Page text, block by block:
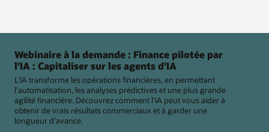
Webinaire à la demande : Finance pilotée par
l'IA : Capitaliser sur les agents d'IA
L'IA transforme les opérations financières, en permettant
l'automatisation, les analyses prédictives et une plus grande
agilité financière. Découvrez comment l'IA peut vous aider à
obtenir de vrais résultats commerciaux et à garder une
longueur d'avance.